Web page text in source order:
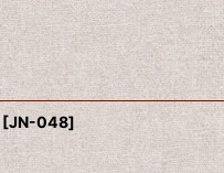
[JN-048]